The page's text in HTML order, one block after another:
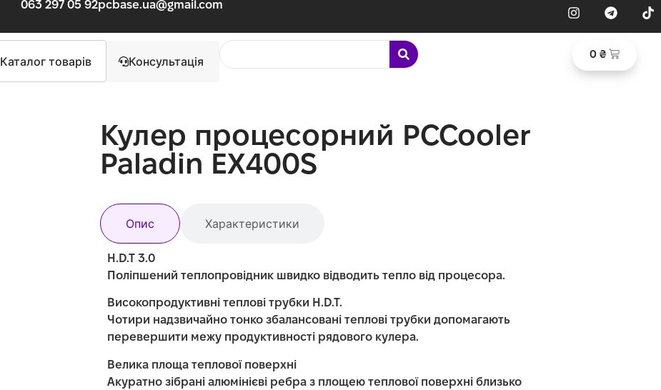
063 297 05 92pcbase.ua@gmail.com
Каталог товарів Консультація 0 ₴
Кулер процесорний PCCooler
Paladin EX400S
Опис Характеристики
H.D.T 3.0
Поліпшений теплопровідник швидко відводить тепло від процесора.
Високопродуктивні теплові трубки H.D.T.
Чотири надзвичайно тонко збалансовані теплові трубки допомагають
перевершити межу продуктивності рядового кулера.
Велика площа теплової поверхні
Акуратно зібрані алюмінієві ребра з площею теплової поверхні близько